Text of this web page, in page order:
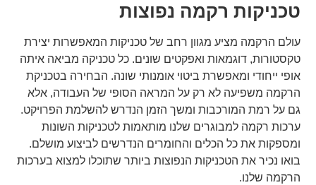
טכניקות רקמה נפוצות
עולם הרקמה מציע מגוון רחב של טכניקות המאפשרות יצירת
טקסטורות, דוגמאות ואפקטים שונים. כל טכניקה מביאה איתה
אופי ייחודי ומאפשרת ביטוי אומנותי שונה. הבחירה בטכניקת
הרקמה משפיעה לא רק על המראה הסופי של העבודה, אלא
גם על רמת המורכבות ומשך הזמן הנדרש להשלמת הפרויקט.
ערכות רקמה למבוגרים שלנו מותאמות לטכניקות השונות
ומספקות את כל הכלים והחומרים הנדרשים לביצוע מושלם.
בואו נכיר את הטכניקות הנפוצות ביותר שתוכלו למצוא בערכות
הרקמה שלנו.